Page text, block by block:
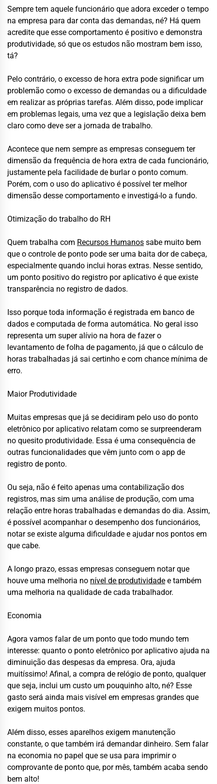
Sempre tem aquele funcionário que adora exceder o tempo
na empresa para dar conta das demandas, né? Há quem
acredite que esse comportamento é positivo e demonstra
produtividade, só que os estudos não mostram bem isso,
tá?
Pelo contrário, o excesso de hora extra pode significar um
problemão como o excesso de demandas ou a dificuldade
em realizar as próprias tarefas. Além disso, pode implicar
em problemas legais, uma vez que a legislação deixa bem
claro como deve ser a jornada de trabalho.
Acontece que nem sempre as empresas conseguem ter
dimensão da frequência de hora extra de cada funcionário,
justamente pela facilidade de burlar o ponto comum.
Porém, com o uso do aplicativo é possível ter melhor
dimensão desse comportamento e investigá-lo a fundo.
Otimização do trabalho do RH
Quem trabalha com Recursos Humanos sabe muito bem
que o controle de ponto pode ser uma baita dor de cabeça,
especialmente quando inclui horas extras. Nesse sentido,
um ponto positivo do registro por aplicativo é que existe
transparência no registro de dados.
Isso porque toda informação é registrada em banco de
dados e computada de forma automática. No geral isso
representa um super alívio na hora de fazer o
levantamento de folha de pagamento, já que o cálculo de
horas trabalhadas já sai certinho e com chance mínima de
erro.
Maior Produtividade
Muitas empresas que já se decidiram pelo uso do ponto
eletrônico por aplicativo relatam como se surpreenderam
no quesito produtividade. Essa é uma consequência de
outras funcionalidades que vêm junto com o app de
registro de ponto.
Ou seja, não é feito apenas uma contabilização dos
registros, mas sim uma análise de produção, com uma
relação entre horas trabalhadas e demandas do dia. Assim,
é possível acompanhar o desempenho dos funcionários,
notar se existe alguma dificuldade e ajudar nos pontos em
que cabe.
A longo prazo, essas empresas conseguem notar que
houve uma melhoria no nível de produtividade e também
uma melhoria na qualidade de cada trabalhador.
Economia
Agora vamos falar de um ponto que todo mundo tem
interesse: quanto o ponto eletrônico por aplicativo ajuda na
diminuição das despesas da empresa. Ora, ajuda
muitíssimo! Afinal, a compra de relógio de ponto, qualquer
que seja, inclui um custo um pouquinho alto, né? Esse
gasto será ainda mais visível em empresas grandes que
exigem muitos pontos.
Além disso, esses aparelhos exigem manutenção
constante, o que também irá demandar dinheiro. Sem falar
na economia no papel que se usa para imprimir o
comprovante de ponto que, por mês, também acaba sendo
bem alto!